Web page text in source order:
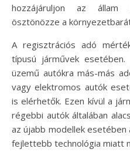
hozzájáruljon az állam
ösztönözze a
A regisztrációs adó
típusú járművek
üzemű autókra más-más
vagy elektromos autók
is elérhetők. Ezen kívül a
régebbi autók általában
az újabb modellek
fejlettebb technológia miatt